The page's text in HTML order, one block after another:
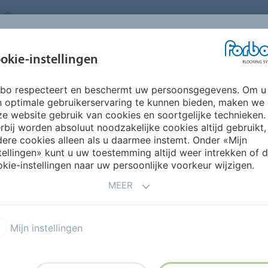
NETHERLANDS
SEGMENTEN
INSPIRATIE &
REFERENTIES
DUURZAAMHEID
Planks
instellingen
respecteert en beschermt uw persoonsgegevens. Om u
optimale gebruikerservaring te kunnen bieden, maken we
website gebruik van cookies en soortgelijke technieken.
worden absoluut noodzakelijke cookies altijd gebruikt,
cookies alleen als u daarmee instemt. Onder «Mijn
kunt u uw toestemming altijd weer intrekken of
instellingen naar uw persoonlijke voorkeur wijzigen.
MEER
Mijn instellingen